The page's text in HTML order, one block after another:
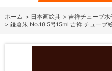
ホーム > 日本画絵具 > 吉祥チューブ水
> 鎌倉朱 No.18 5号15ml 吉祥 チューブ